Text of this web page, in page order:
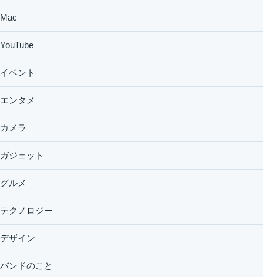
Mac
YouTube
イベント
エンタメ
カメラ
ガジェット
グルメ
テクノロジー
デザイン
バンドのこと